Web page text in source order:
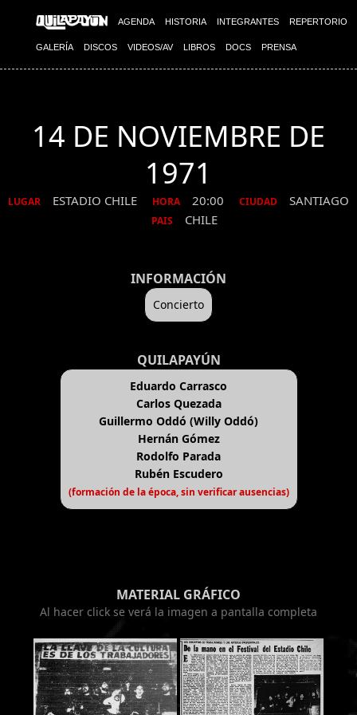
AGENDA HISTORIA INTEGRANTES REPERTORIO
GALERÍA DISCOS VIDEOS/AV LIBROS DOCS PRENSA
14 DE NOVIEMBRE DE
1971
LUGAR ESTADIO CHILE HORA 20:00 CIUDAD SANTIAGO
PAIS CHILE
INFORMACIÓN
Concierto
QUILAPAYÚN
Eduardo Carrasco
Carlos Quezada
Guillermo Oddó (Willy Oddó)
Hernán Gómez
Rodolfo Parada
Rubén Escudero
(formación de la época, sin verificar ausencias)
MATERIAL GRÁFICO
Al hacer click se verá la imagen a pantalla completa